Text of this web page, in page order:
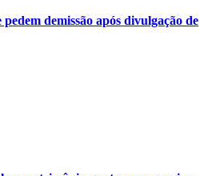
demissão após divulgação de